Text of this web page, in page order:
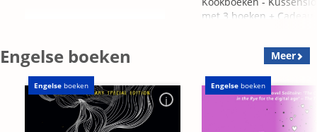
met 3 boeken + Cadeau
Engelse boeken Meer
Engelse boeken Engelse boeken